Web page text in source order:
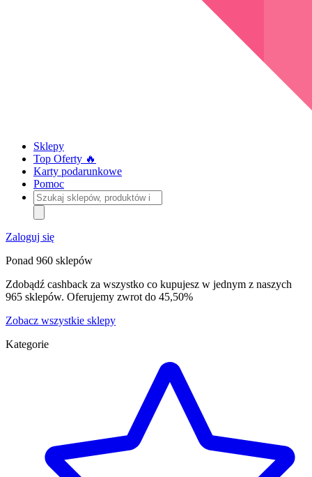
Sklepy
Top Oferty 🔥
Karty podarunkowe
Pomoc
Szukaj
sklepów,
produktów
i
kategorii
Zaloguj się
Ponad 960 sklepów
Zdobądź cashback za wszystko co kupujesz w jednym z naszych
965 sklepów. Oferujemy zwrot do 45,50%
Zobacz wszystkie sklepy
Kategorie